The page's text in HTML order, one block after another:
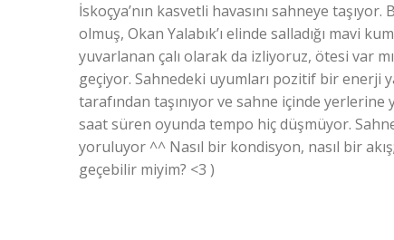
İskoçya’nın kasvetli havasını sahneye
olmuş, Okan Yalabık’ı elinde salladığı mavi
yuvarlanan çalı olarak da izliyoruz, ötesi var
geçiyor. Sahnedeki uyumları pozitif bir enerji
tarafından taşınıyor ve sahne içinde
saat süren oyunda tempo hiç düşmüyor.
yoruluyor ^^ Nasıl bir kondisyon, nasıl bir
geçebilir miyim? <3 )